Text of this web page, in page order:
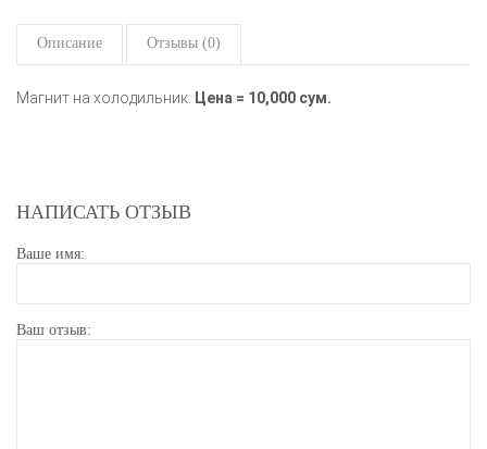
Описание Отзывы (0)
Магнит на холодильник. Цена = 10,000 сум.
НАПИСАТЬ ОТЗЫВ
Ваше имя:
Ваш отзыв: